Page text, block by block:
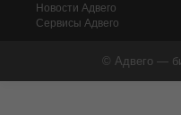
Новости Адвего
Сервисы Адвего
© Адвего —